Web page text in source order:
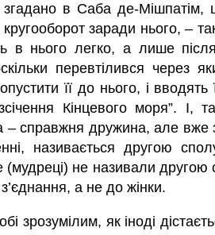
в Саба де-Мішпатім,
заради нього, –
в нього легко, а лише
перевтілився через
її до нього, і
Кінцевого моря”. І,
справжня дружина, але вже
називається другою
(мудреці) не називали
а не до жінки.
зрозумілим, як іноді